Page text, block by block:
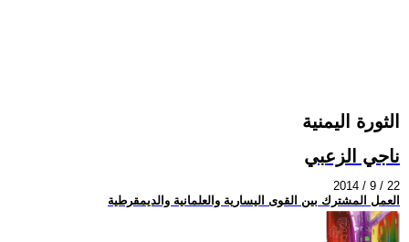
الثورة اليمنية
ناجي الزعبي
2014 / 9 / 22
العمل المشترك بين القوى اليسارية والعلمانية والديمقرطية